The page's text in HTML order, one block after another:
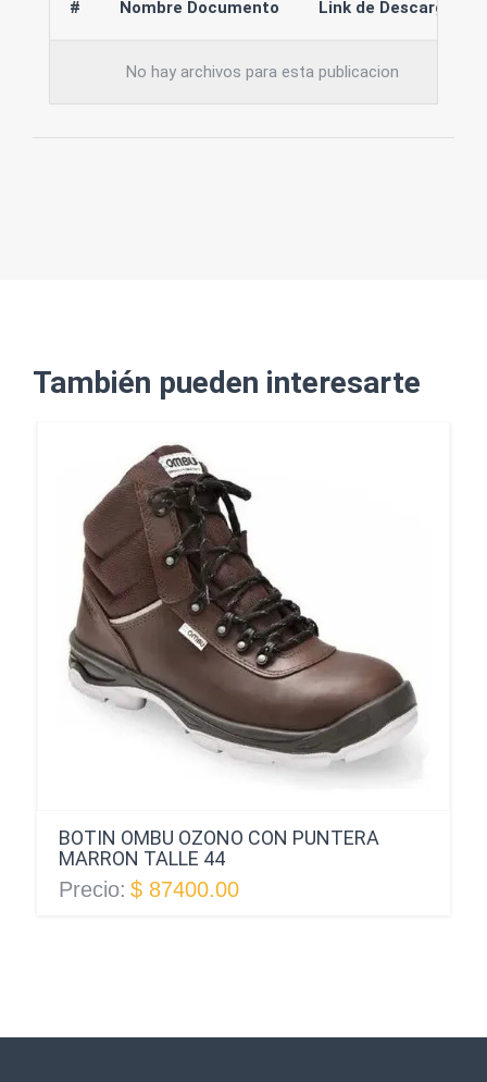
# Nombre Documento Link de Descarga
No hay archivos para esta publicacion
También pueden interesarte
BOTIN OMBU OZONO CON PUNTERA
MARRON TALLE 44
Precio: $ 87400.00